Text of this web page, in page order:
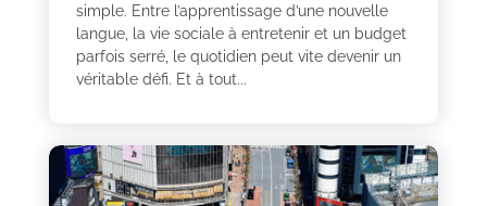
simple. Entre l’apprentissage d’une nouvelle
langue, la vie sociale à entretenir et un budget
parfois serré, le quotidien peut vite devenir un
véritable défi. Et à tout...